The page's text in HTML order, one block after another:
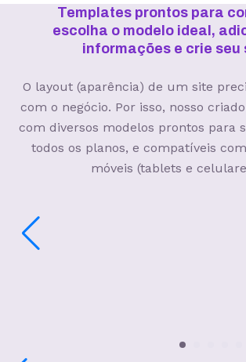
Templates prontos para
escolha o modelo ideal,
informações e crie seu
O layout (aparência) de um site
com o negócio. Por isso, nosso
com diversos modelos prontos para
todos os planos, e compatíveis
móveis (tablets e